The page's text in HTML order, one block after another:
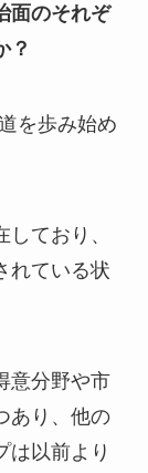
面のそれぞ
？
を歩み始め
ており、
れている状
意分野や市
あり、他の
は以前より